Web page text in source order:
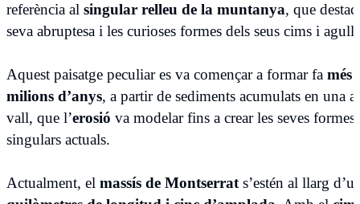
referència al singular relleu de la muntanya, que
seva abruptesa i les curioses formes dels seus cims i
Aquest paisatge peculiar es va començar a formar fa més
milions d’anys, a partir de sediments acumulats en una
vall, que l’erosió va modelar fins a crear les seves formes
singulars actuals.
Actualment, el massís de Montserrat s’estén al llarg